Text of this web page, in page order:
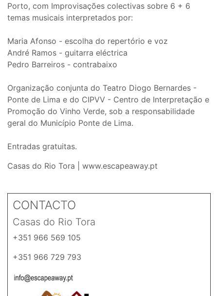
Porto, com Improvisações colectivas sobre 6 + 6
temas musicais interpretados por:
Maria Afonso - escolha do repertório e voz
André Ramos - guitarra eléctrica
Pedro Barreiros - contrabaixo
Organização conjunta do Teatro Diogo Bernardes -
Ponte de Lima e do CIPVV - Centro de Interpretação e
Promoção do Vinho Verde, sob a responsabilidade
geral do Município Ponte de Lima.
Entradas gratuitas.
Casas do Rio Tora | www.escapeaway.pt
CONTACTO
Casas do Rio Tora
+351 966 569 105
+351 966 729 793